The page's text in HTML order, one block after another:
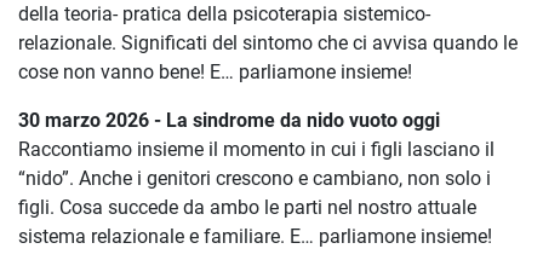
della teoria- pratica della psicoterapia sistemico-
relazionale. Significati del sintomo che ci avvisa quando le
cose non vanno bene! E… parliamone insieme!
30 marzo 2026 - La sindrome da nido vuoto oggi
Raccontiamo insieme il momento in cui i figli lasciano il
“nido”. Anche i genitori crescono e cambiano, non solo i
figli. Cosa succede da ambo le parti nel nostro attuale
sistema relazionale e familiare. E… parliamone insieme!